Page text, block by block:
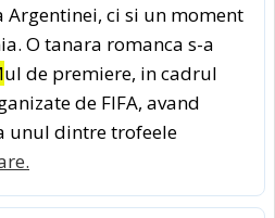
ci si un moment
O tanara romanca s-a
ul de premiere, in cadrul
de FIFA, avand
unul dintre trofeele